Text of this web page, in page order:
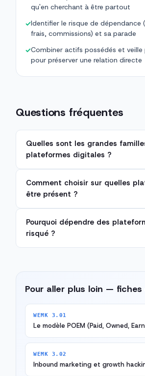
qu'en cherchant à être partout
✓Identifier le risque de dépendance
frais, commissions) et sa parade
✓Combiner actifs possédés et veille
pour préserver une relation directe
Questions fréquentes
Quelles sont les grandes
plateformes digitales ?
Comment choisir sur quelles
être présent ?
Pourquoi dépendre des
risqué ?
Pour aller plus loin — fiches
WEMK 3.01
Le modèle POEM (Paid, Owned,
WEMK 3.02
Inbound marketing et growth